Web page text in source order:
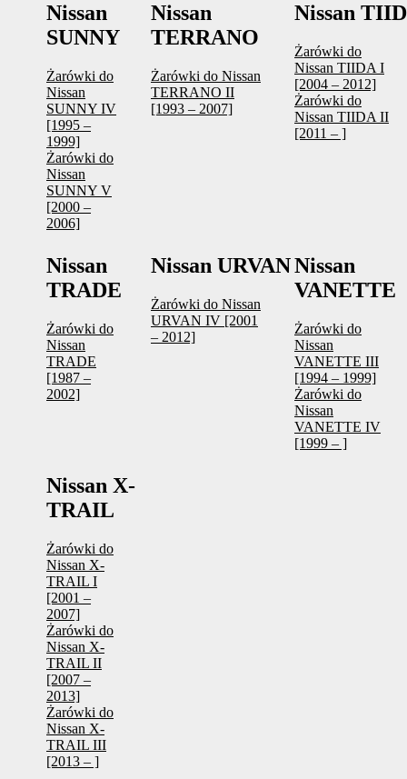
Nissan
SUNNY
Żarówki do
Nissan
SUNNY IV
[1995 –
1999]
Żarówki do
Nissan
SUNNY V
[2000 –
2006]
Nissan
TERRANO
Żarówki do Nissan
TERRANO II
[1993 – 2007]
Nissan
Żarówki do
Nissan TIIDA I
[2004 – 2012]
Żarówki do
Nissan TIIDA II
[2011 – ]
Nissan
TRADE
Żarówki do
Nissan
TRADE
[1987 –
2002]
Nissan URVAN
Żarówki do Nissan
URVAN IV [2001
– 2012]
Nissan
VANETTE
Żarówki do
Nissan
VANETTE III
[1994 – 1999]
Żarówki do
Nissan
VANETTE IV
[1999 – ]
Nissan X-
TRAIL
Żarówki do
Nissan X-
TRAIL I
[2001 –
2007]
Żarówki do
Nissan X-
TRAIL II
[2007 –
2013]
Żarówki do
Nissan X-
TRAIL III
[2013 – ]